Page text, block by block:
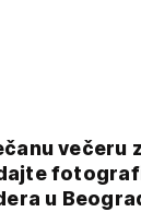
večeru
u